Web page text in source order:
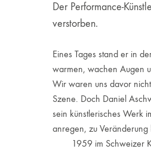
Der Performance-
verstorben.
Eines Tages stand er in
warmen, wachen Augen
Wir waren uns davor
Szene. Doch Daniel
sein künstlerisches Werk
anregen, zu
1959 im Schweizer